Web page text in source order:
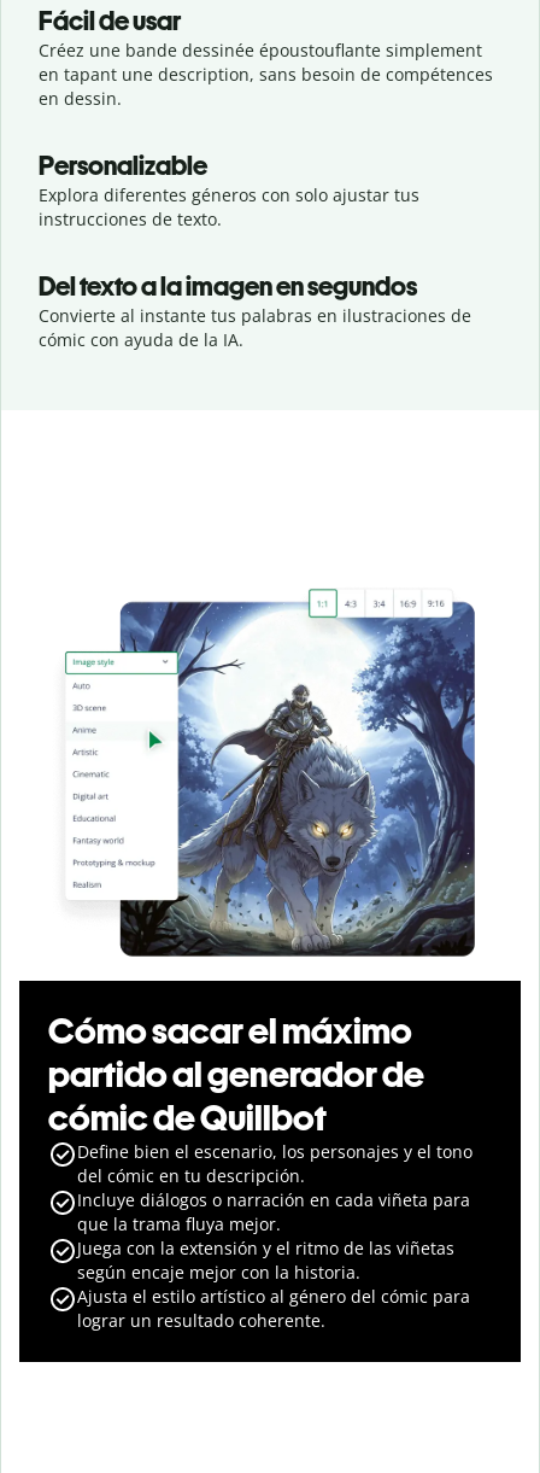
Fácil de usar
Créez une bande dessinée époustouflante simplement
en tapant une description, sans besoin de compétences
en dessin.
Personalizable
Explora diferentes géneros con solo ajustar tus
instrucciones de texto.
Del texto a la imagen en segundos
Convierte al instante tus palabras en ilustraciones de
cómic con ayuda de la IA.
Cómo sacar el máximo
partido al generador de
cómic de Quillbot
Define bien el escenario, los personajes y el tono
del cómic en tu descripción.
Incluye diálogos o narración en cada viñeta para
que la trama fluya mejor.
Juega con la extensión y el ritmo de las viñetas
según encaje mejor con la historia.
Ajusta el estilo artístico al género del cómic para
lograr un resultado coherente.